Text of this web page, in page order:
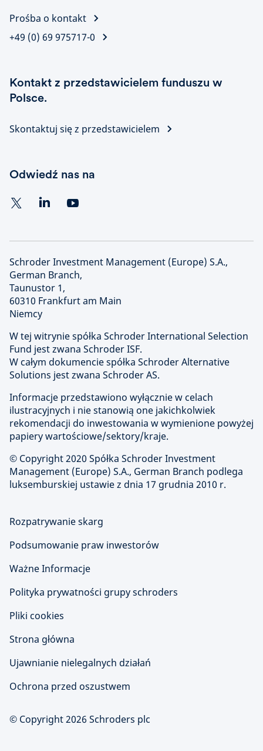
Prośba o kontakt
+49 (0) 69 975717-0
Kontakt z przedstawicielem funduszu w
Polsce.
Skontaktuj się z przedstawicielem
Odwiedź nas na
Schroder Investment Management (Europe) S.A.,
German Branch,
Taunustor 1,
60310 Frankfurt am Main
Niemcy
W tej witrynie spółka Schroder International Selection
Fund jest zwana Schroder ISF.
W całym dokumencie spółka Schroder Alternative
Solutions jest zwana Schroder AS.
Informacje przedstawiono wyłącznie w celach
ilustracyjnych i nie stanowią one jakichkolwiek
rekomendacji do inwestowania w wymienione powyżej
papiery wartościowe/sektory/kraje.
© Copyright2020 Spółka Schroder Investment
Management (Europe) S.A., German Branch podlega
luksemburskiej ustawie z dnia 17 grudnia 2010 r.
Rozpatrywanie skarg
Podsumowanie praw inwestorów
Ważne Informacje
Polityka prywatności grupy schroders
Pliki cookies
Strona główna
Ujawnianie nielegalnych działań
Ochrona przed oszustwem
© Copyright 2026 Schroders plc